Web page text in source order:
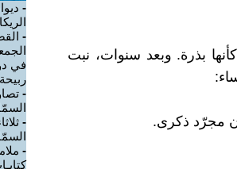
بذرة. وبعد سنوات، نبت
-
-
في
-
-
-